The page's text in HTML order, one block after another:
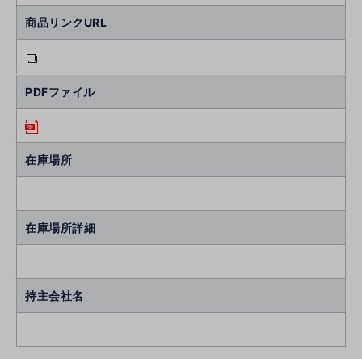
商品リンクURL
PDFファイル
在庫場所
在庫場所詳細
持主会社名